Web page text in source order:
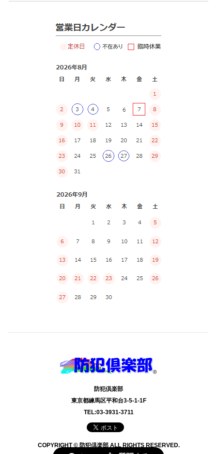
防犯倶楽部
東京都練馬区平和台3-5-1-1F
TEL:03-3931-3711
COPYRIGHT © 防犯倶楽部 ALL RIGHTS RESERVED.